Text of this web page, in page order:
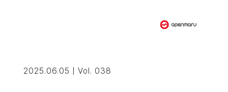
2025.06.05 | Vol. 038